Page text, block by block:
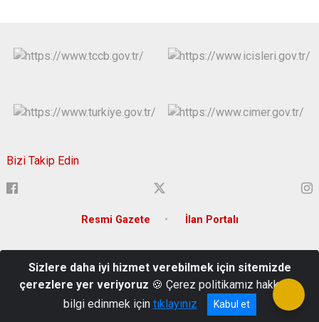
Bizi Takip Edin
Resmi Gazete İlan Portalı
Türkiye Mail: tunceli@icisleri.gov.tr
Tel: 0428 213 33 02-03-04
Sizlere daha iyi hizmet verebilmek için sitemizde
çerezlere yer veriyoruz 🍪 Çerez politikamız hakkında
bilgi edinmek için tıklayınız Kabul et